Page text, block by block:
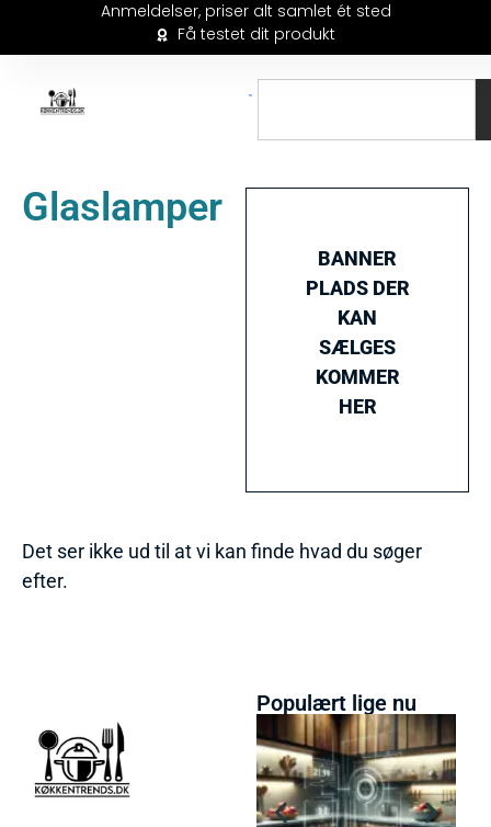
Anmeldelser, priser alt samlet ét sted
Få testet dit produkt
Glaslamper
BANNER
PLADS DER
KAN
SÆLGES
KOMMER
HER
Det ser ikke ud til at vi kan finde hvad du søger
efter.
Populært lige nu